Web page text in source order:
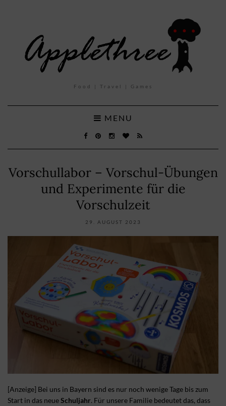
Food | Travel | Games
MENU
Vorschullabor – Vorschul-Übungen
und Experimente für die
Vorschulzeit
29. AUGUST 2023
[Anzeige] Bei uns in Bayern sind es nur noch wenige Tage bis zum
Start in das neueSchuljahr. Für unsere Familie bedeutet das, dass